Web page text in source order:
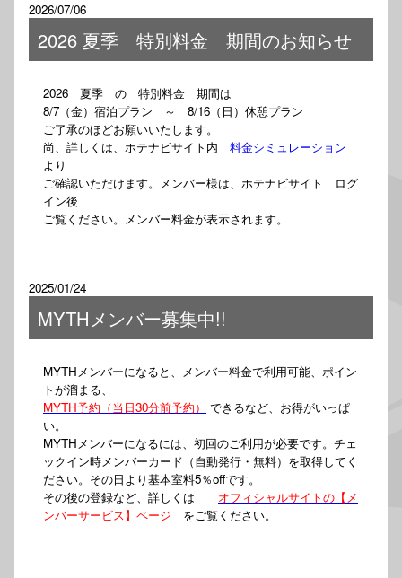
2026/07/06
2026 夏季 特別料金 期間のお知らせ
2026 夏季 の 特別料金 期間は
8/7（金）宿泊プラン ～ 8/16（日）休憩プラン
ご了承のほどお願いいたします。
尚、詳しくは、ホテナビサイト内 料金シミュレーション
より
ご確認いただけます。メンバー様は、ホテナビサイト ログ
イン後
ご覧ください。メンバー料金が表示されます。
2025/01/24
MYTHメンバー募集中!!
MYTHメンバーになると、メンバー料金で利用可能、ポイン
トが溜まる、
MYTH予約（当日30分前予約）
できるなど、お得がいっぱ
い。
MYTHメンバーになるには、初回のご利用が必要です。チェ
ックイン時メンバーカード（自動発行・無料）を取得してく
ださい。その日より基本室料5％offです。
その後の登録など、詳しくは オフィシャルサイトの【メ
ンバーサービス】ページ をご覧ください。